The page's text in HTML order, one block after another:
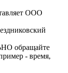
ООО
обращайте
- время,